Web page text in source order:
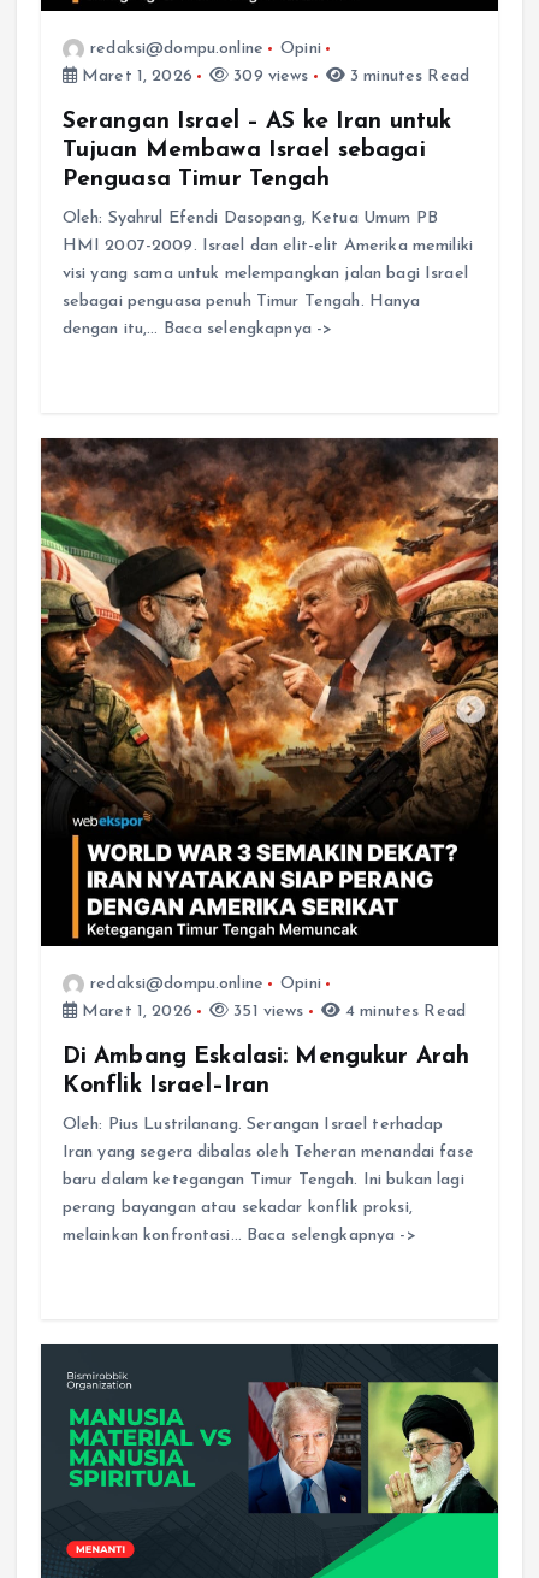
redaksi@dompu.online
Opini
Maret 1, 2026
309 views 3 minutes Read
Serangan Israel – AS ke Iran untuk
Tujuan Membawa Israel sebagai
Penguasa Timur Tengah
Oleh: Syahrul Efendi Dasopang, Ketua Umum PB
HMI 2007-2009. Israel dan elit-elit Amerika memiliki
visi yang sama untuk melempangkan jalan bagi Israel
sebagai penguasa penuh Timur Tengah. Hanya
dengan itu,… Baca selengkapnya ->
redaksi@dompu.online
Opini
Maret 1, 2026
351 views 4 minutes Read
Di Ambang Eskalasi: Mengukur Arah
Konflik Israel–Iran
Oleh: Pius Lustrilanang. Serangan Israel terhadap
Iran yang segera dibalas oleh Teheran menandai fase
baru dalam ketegangan Timur Tengah. Ini bukan lagi
perang bayangan atau sekadar konflik proksi,
melainkan konfrontasi… Baca selengkapnya ->